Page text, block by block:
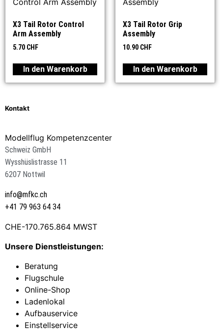
X3 Tail Rotor Control
Arm Assembly
5.70 CHF
In den Warenkorb
X3 Tail Rotor Grip
Assembly
10.90 CHF
In den Warenkorb
Kontakt
Modellflug Kompetenzcenter
Schweiz GmbH
Wysshüslistrasse 11
6207 Nottwil
info@mfkc.ch
+41 79 963 64 34
CHE-170.765.864 MWST
Unsere Dienstleistungen:
Beratung
Flugschule
Online-Shop
Ladenlokal
Aufbauservice
Einstellservice